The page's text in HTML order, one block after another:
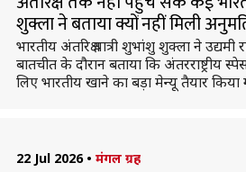
शुक्ला ने बताया क्यों नहीं मिली
भारतीय अंतरिक्ष यात्री शुभांशु शुक्ला ने
बातचीत के दौरान बताया कि
लिए भारतीय खाने का बड़ा मेन्यू तैयार किया
22 Jul 2026 • मंगल ग्रह